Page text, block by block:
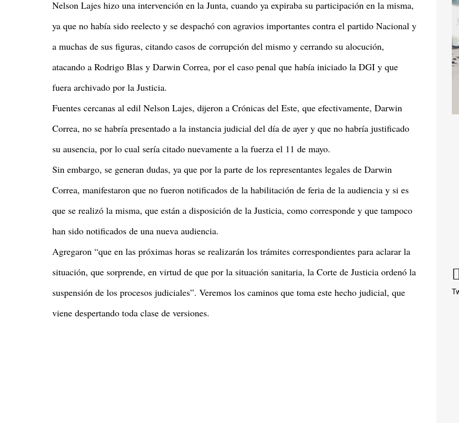
Nelson Lajes hizo una intervención en la Junta, cuando ya expiraba su participación en la misma,
ya que no había sido reelecto y se despachó con agravios importantes contra el partido Nacional y
a muchas de sus figuras, citando casos de corrupción del mismo y cerrando su alocución,
atacando a Rodrigo Blas y Darwin Correa, por el caso penal que había iniciado la DGI y que
fuera archivado por la Justicia.
Fuentes cercanas al edil Nelson Lajes, dijeron a Crónicas del Este, que efectivamente, Darwin
Correa, no se habría presentado a la instancia judicial del día de ayer y que no habría justificado
su ausencia, por lo cual sería citado nuevamente a la fuerza el 11 de mayo.
Sin embargo, se generan dudas, ya que por la parte de los representantes legales de Darwin
Correa, manifestaron que no fueron notificados de la habilitación de feria de la audiencia y si es
que se realizó la misma, que están a disposición de la Justicia, como corresponde y que tampoco
han sido notificados de una nueva audiencia.
Agregaron “que en las próximas horas se realizarán los trámites correspondientes para aclarar la
situación, que sorprende, en virtud de que por la situación sanitaria, la Corte de Justicia ordenó la
suspensión de los procesos judiciales”. Veremos los caminos que toma este hecho judicial, que
viene despertando toda clase de versiones.